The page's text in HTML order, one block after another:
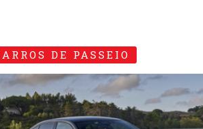
DE PASSEIO